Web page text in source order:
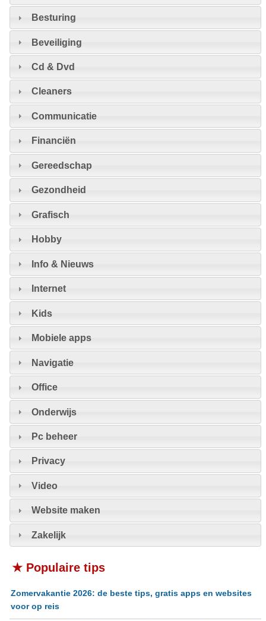
Besturing
Beveiliging
Cd & Dvd
Cleaners
Communicatie
Financiën
Gereedschap
Gezondheid
Grafisch
Hobby
Info & Nieuws
Internet
Kids
Mobiele apps
Navigatie
Office
Onderwijs
Pc beheer
Privacy
Video
Website maken
Zakelijk
★ Populaire tips
Zomervakantie 2026: de beste tips, gratis apps en websites
voor op reis